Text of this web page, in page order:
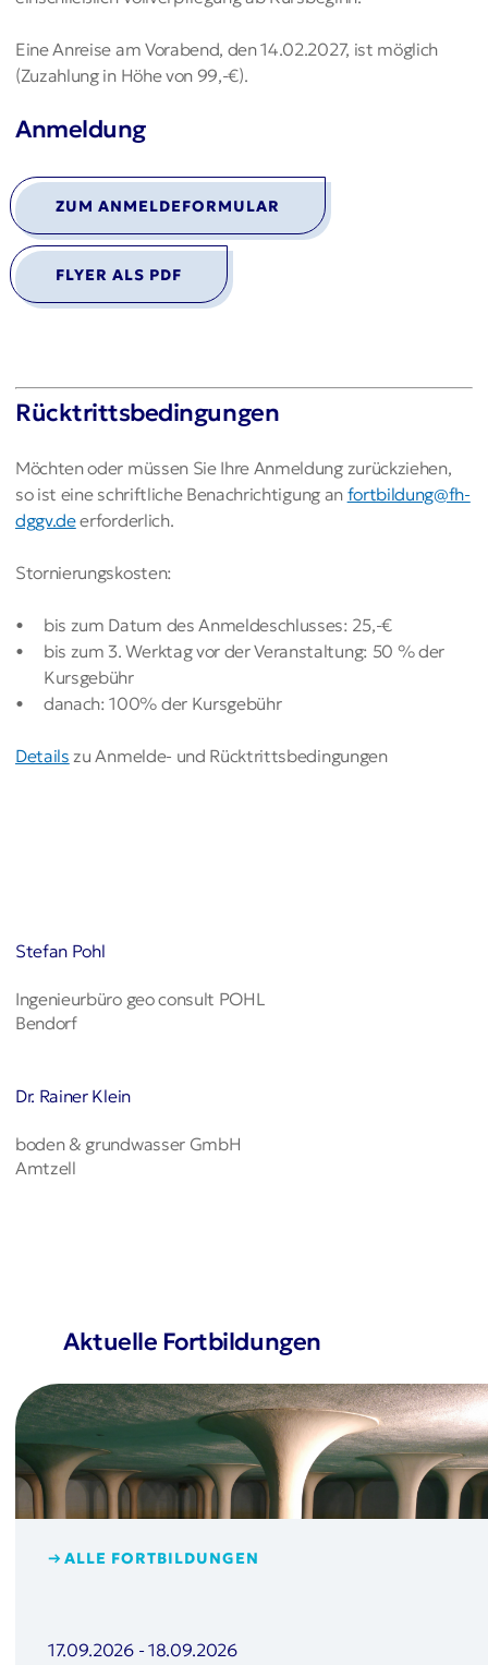
Eine Anreise am Vorabend, den 14.02.2027, ist möglich
(Zuzahlung in Höhe von 99,-€).
Anmeldung
ZUM ANMELDEFORMULAR
FLYER ALS PDF
Rücktrittsbedingungen
Möchten oder müssen Sie Ihre Anmeldung zurückziehen,
so ist eine schriftliche Benachrichtigung an fortbildung@fh-
dggv.deerforderlich.
Stornierungskosten:
bis zum Datum des Anmeldeschlusses: 25,-€
bis zum 3. Werktag vor der Veranstaltung: 50 % der
Kursgebühr
danach: 100% der Kursgebühr
Details zu Anmelde- und Rücktrittsbedingungen
Stefan Pohl
Ingenieurbüro geo consult POHL
Bendorf
Dr. Rainer Klein
boden & grundwasser GmbH
Amtzell
Aktuelle Fortbildungen
ALLE FORTBILDUNGEN
17.09.2026 -18.09.2026